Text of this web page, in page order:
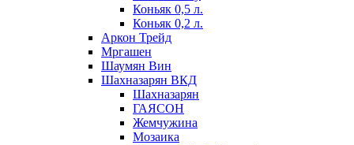
Коньяк 0,5 л.
Коньяк 0,2 л.
Аркон Трейд
Мргашен
Шаумян Вин
Шахназарян ВКД
Шахназарян
ГАЯСОН
Жемчужина
Мозаика